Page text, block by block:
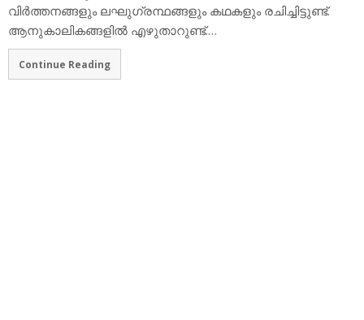
വിര്‍ത്തനങ്ങളും ലഘുഗ്രന്ഥങ്ങളും കഥകളും രചിച്ചിട്ടുണ്ട്.
ആനുകാലികങ്ങളില്‍ എഴുതാറുണ്ട്.…
Continue Reading